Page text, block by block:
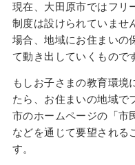
現在、大田原市ではフリ
制度は設けられていませ
場合、地域にお住まいの
て動き出していくもので
もしお子さまの教育環境
たら、お住まいの地域で
市のホームページの「市
などを通じて要望される
す。